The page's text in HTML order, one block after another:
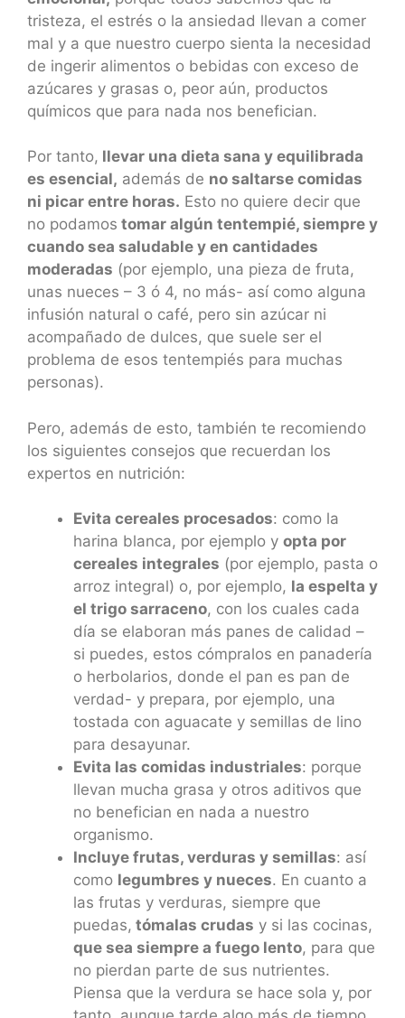
tristeza, el estrés o la ansiedad llevan a comer
mal y a que nuestro cuerpo sienta la necesidad
de ingerir alimentos o bebidas con exceso de
azúcares y grasas o, peor aún, productos
químicos que para nada nos benefician.
Por tanto, llevar una dieta sana y equilibrada
es esencial, además de no saltarse comidas
ni picar entre horas. Esto no quiere decir que
no podamos tomar algún tentempié, siempre y
cuando sea saludable y en cantidades
moderadas (por ejemplo, una pieza de fruta,
unas nueces – 3 ó 4, no más- así como alguna
infusión natural o café, pero sin azúcar ni
acompañado de dulces, que suele ser el
problema de esos tentempiés para muchas
personas).
Pero, además de esto, también te recomiendo
los siguientes consejos que recuerdan los
expertos en nutrición:
Evita cereales procesados: como la
harina blanca, por ejemplo y opta por
cereales integrales (por ejemplo, pasta o
arroz integral) o, por ejemplo, la espelta y
el trigo sarraceno, con los cuales cada
día se elaboran más panes de calidad –
si puedes, estos cómpralos en panadería
o herbolarios, donde el pan es pan de
verdad- y prepara, por ejemplo, una
tostada con aguacate y semillas de lino
para desayunar.
Evita las comidas industriales: porque
llevan mucha grasa y otros aditivos que
no benefician en nada a nuestro
organismo.
Incluye frutas, verduras y semillas: así
como legumbres y nueces. En cuanto a
las frutas y verduras, siempre que
puedas, tómalas crudas y si las cocinas,
que sea siempre a fuego lento, para que
no pierdan parte de sus nutrientes.
Piensa que la verdura se hace sola y, por